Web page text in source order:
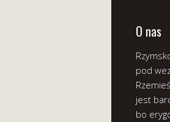
O nas
pod
jest
bo